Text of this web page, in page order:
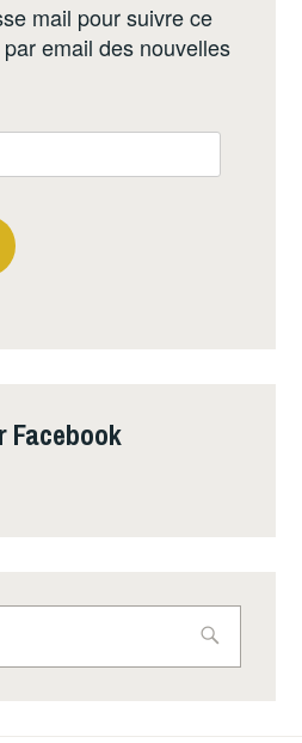
mail pour suivre ce
email des nouvelles
Facebook